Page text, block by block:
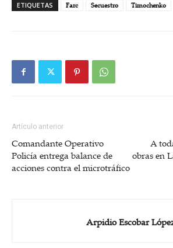
ETIQUETAS Farc Secuestro Timochenko
Artículo anterior
Comandante Operativo
Policía entrega balance de
acciones contra el microtráfico
A
obras en
Arpidio Escobar